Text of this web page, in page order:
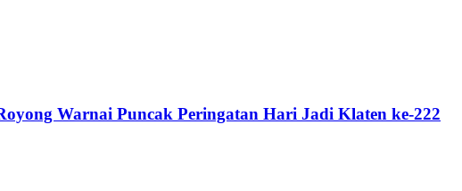
Warnai Puncak Peringatan Hari Jadi Klaten ke-222